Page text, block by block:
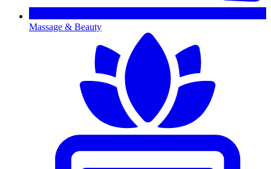
Massage & Beauty